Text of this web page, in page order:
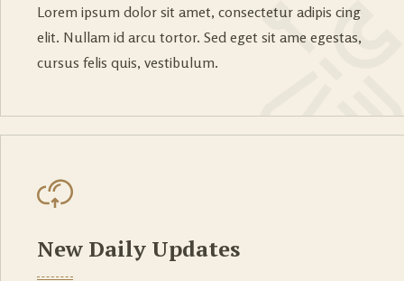
Lorem ipsum dolor sit amet, consectetur adipis cing
elit. Nullam id arcu tortor. Sed eget sit ame egestas,
cursus felis quis, vestibulum.
New Daily Updates